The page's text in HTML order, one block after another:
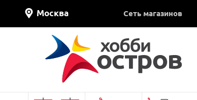
Москва Сеть магазинов